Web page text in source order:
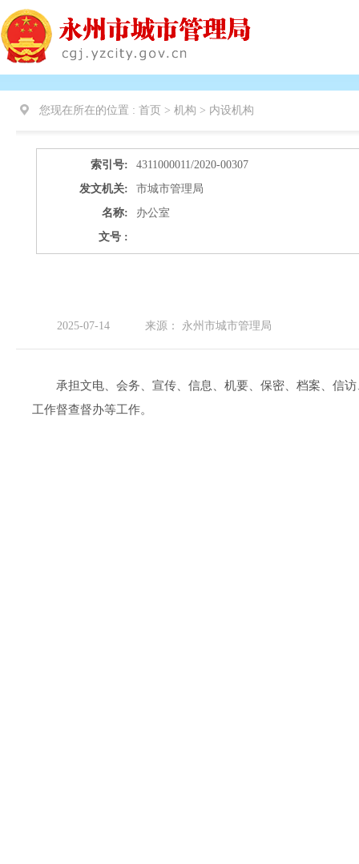
您现在所在的位置 : 首页 > 机构 > 内设机构
索引号:
4311000011/2020-00307
发文机关:
市城市管理局
名称:
办公室
文号 :
2025-07-14 来源： 永州市城市管理局
承担文电、会务、宣传、信息、机要、保密、档案、信
工作督查督办等工作。